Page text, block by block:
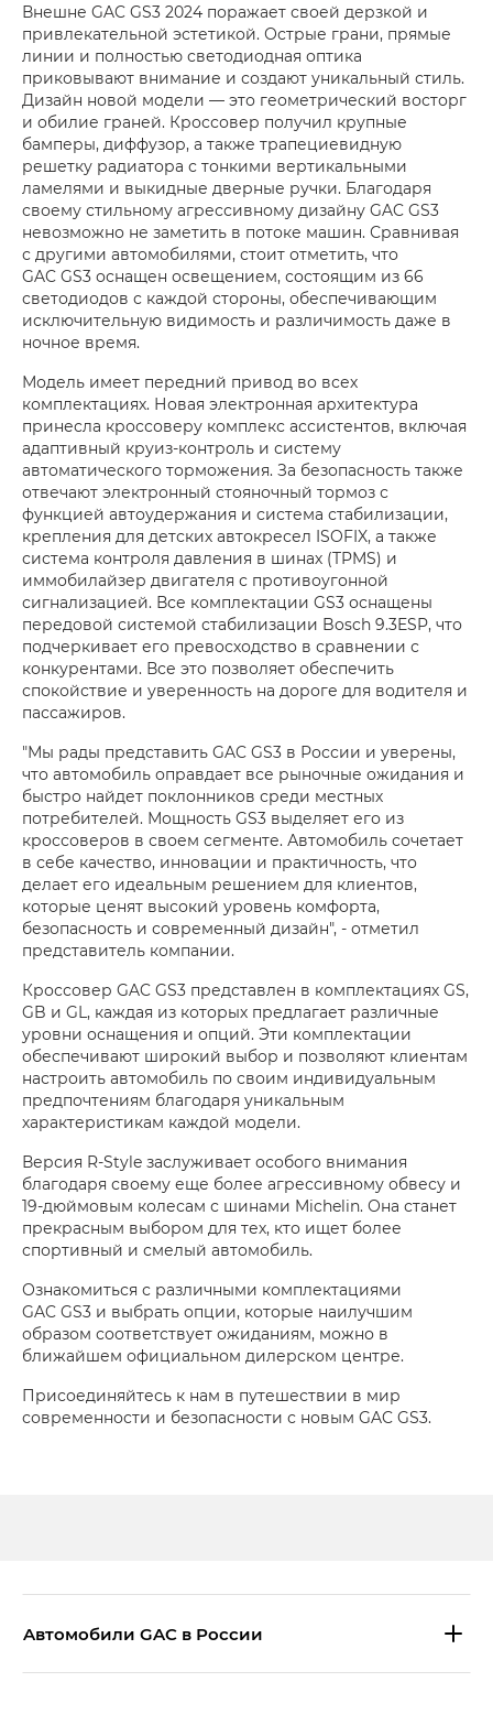
Внешне GAC GS3 2024 поражает своей дерзкой и
привлекательной эстетикой. Острые грани, прямые
линии и полностью светодиодная оптика
приковывают внимание и создают уникальный стиль.
Дизайн новой модели — это геометрический восторг
и обилие граней. Кроссовер получил крупные
бамперы, диффузор, а также трапециевидную
решетку радиатора с тонкими вертикальными
ламелями и выкидные дверные ручки. Благодаря
своему стильному агрессивному дизайну GAC GS3
невозможно не заметить в потоке машин. Сравнивая
с другими автомобилями, стоит отметить, что
GAC GS3 оснащен освещением, состоящим из 66
светодиодов с каждой стороны, обеспечивающим
исключительную видимость и различимость даже в
ночное время.
Модель имеет передний привод во всех
комплектациях. Новая электронная архитектура
принесла кроссоверу комплекс ассистентов, включая
адаптивный круиз-контроль и систему
автоматического торможения. За безопасность также
отвечают электронный стояночный тормоз с
функцией автоудержания и система стабилизации,
крепления для детских автокресел ISOFIX, а также
система контроля давления в шинах (TPMS) и
иммобилайзер двигателя с противоугонной
сигнализацией. Все комплектации GS3 оснащены
передовой системой стабилизации Bosch 9.3ESP, что
подчеркивает его превосходство в сравнении с
конкурентами. Все это позволяет обеспечить
спокойствие и уверенность на дороге для водителя и
пассажиров.
"Мы рады представить GAC GS3 в России и уверены,
что автомобиль оправдает все рыночные ожидания и
быстро найдет поклонников среди местных
потребителей. Мощность GS3 выделяет его из
кроссоверов в своем сегменте. Автомобиль сочетает
в себе качество, инновации и практичность, что
делает его идеальным решением для клиентов,
которые ценят высокий уровень комфорта,
безопасность и современный дизайн", - отметил
представитель компании.
Кроссовер GAC GS3 представлен в комплектациях GS,
GB и GL, каждая из которых предлагает различные
уровни оснащения и опций. Эти комплектации
обеспечивают широкий выбор и позволяют клиентам
настроить автомобиль по своим индивидуальным
предпочтениям благодаря уникальным
характеристикам каждой модели.
Версия R-Style заслуживает особого внимания
благодаря своему еще более агрессивному обвесу и
19-дюймовым колесам с шинами Michelin. Она станет
прекрасным выбором для тех, кто ищет более
спортивный и смелый автомобиль.
Ознакомиться с различными комплектациями
GAC GS3 и выбрать опции, которые наилучшим
образом соответствует ожиданиям, можно в
ближайшем официальном дилерском центре.
Присоединяйтесь к нам в путешествии в мир
современности и безопасности с новым GAC GS3.
Aвтомобили GAC в России